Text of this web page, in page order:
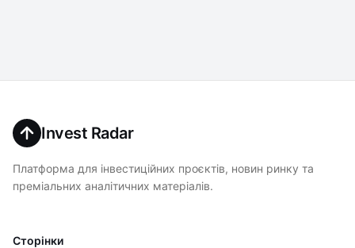
Invest Radar
Платформа для інвестиційних проєктів, новин ринку та
преміальних аналітичних матеріалів.
Сторінки